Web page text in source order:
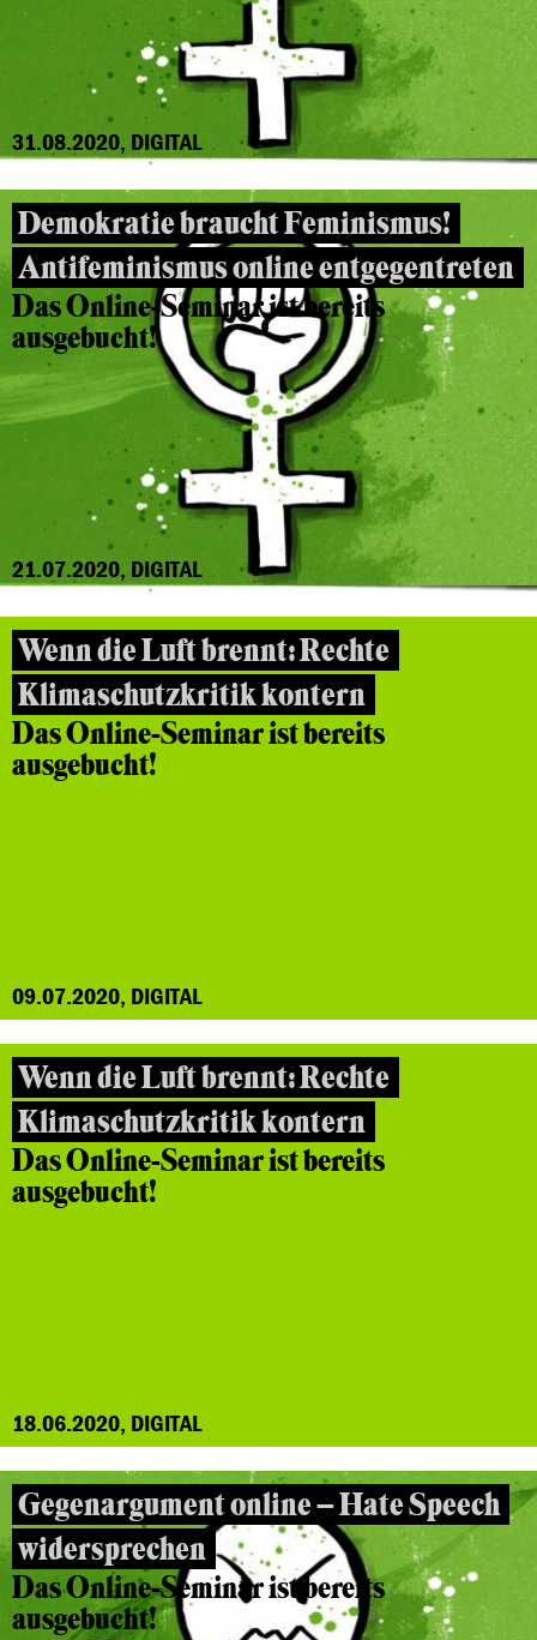
31.08.2020, DIGITAL
Demokratie braucht Feminismus!
Antifeminismus online entgegentreten
Das Online-Seminar ist bereits
ausgebucht!
21.07.2020, DIGITAL
Wenn die Luft brennt: Rechte
Klimaschutzkritik kontern
Das Online-Seminar ist bereits
ausgebucht!
09.07.2020, DIGITAL
Wenn die Luft brennt: Rechte
Klimaschutzkritik kontern
Das Online-Seminar ist bereits
ausgebucht!
18.06.2020, DIGITAL
Gegenargument online – Hate Speech
widersprechen
Das Online-Seminar ist bereits
ausgebucht!